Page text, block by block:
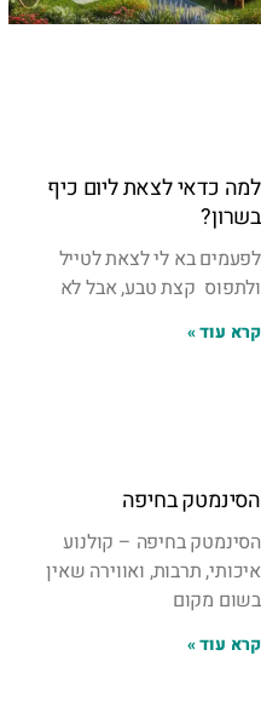
למה כדאי לצאת ליום כיף
בשרון?
לפעמים בא לי לצאת לטייל
ולתפוס קצת טבע, אבל לא
קרא עוד »
הסינמטק בחיפה
הסינמטק בחיפה – קולנוע
איכותי, תרבות, ואווירה שאין
בשום מקום
קרא עוד »